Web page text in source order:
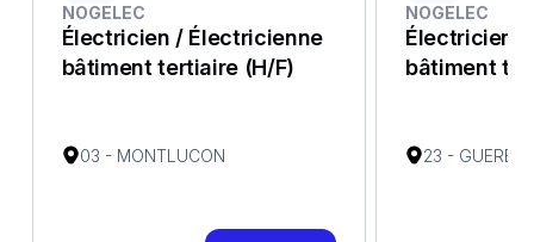
NOGELEC
Électricien / Électricienne
bâtiment tertiaire (H/F)
03 - MONTLUCON
NOGELEC
Électricien /
bâtiment
23 - GUERET